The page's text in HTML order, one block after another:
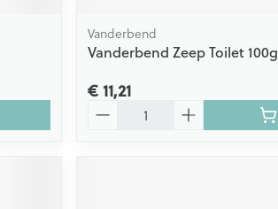
Vanderbend
Vanderbend Zeep Toilet 100g
€ 11,21